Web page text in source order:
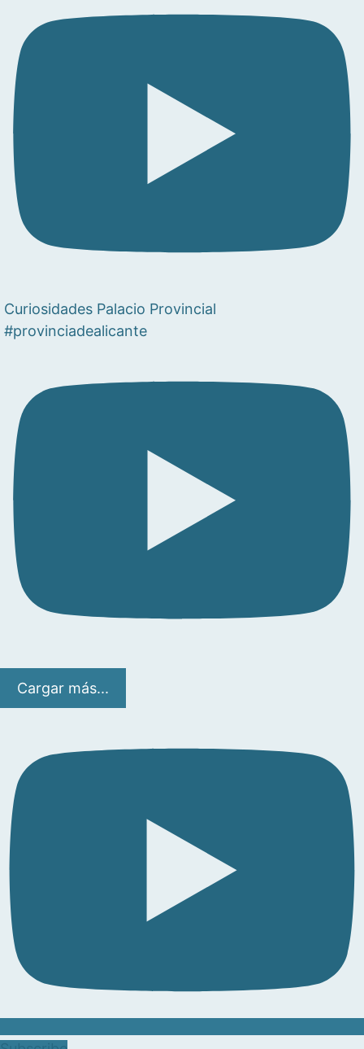
Curiosidades Palacio Provincial
#provinciadealicante
Cargar más...